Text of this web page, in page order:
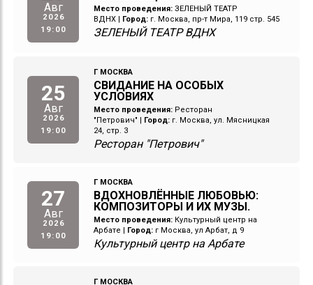
Авг
2026
19:00
Место проведения: ЗЕЛЕНЫЙ ТЕАТР
ВДНХ | Город: г. Москва, пр-т Мира, 119 стр. 545
ЗЕЛЕНЫЙ ТЕАТР ВДНХ
25
Авг
2026
19:00
Г МОСКВА
СВИДАНИЕ НА ОСОБЫХ
УСЛОВИЯХ
Место проведения: Ресторан
"Петрович"
Город: г. Москва, ул. Мясницкая
24, стр. 3
Ресторан "Петрович"
27
Авг
2026
19:00
Г МОСКВА
ВДОХНОВЛЁННЫЕ ЛЮБОВЬЮ:
КОМПОЗИТОРЫ И ИХ МУЗЫ.
Место проведения: Культурный центр на
Арбате
Город: г Москва, ул Арбат, д 9
Культурный центр на Арбате
Г МОСКВА